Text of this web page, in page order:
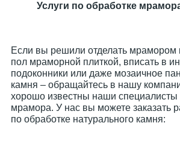
Услуги по обработке
Если вы решили отделать мрамором
пол мраморной плиткой, вписать в
подоконники или даже мозаичное
камня – обращайтесь в нашу
хорошо известны наши специалисты
мрамора. У нас вы можете заказать
по обработке натурального камня: